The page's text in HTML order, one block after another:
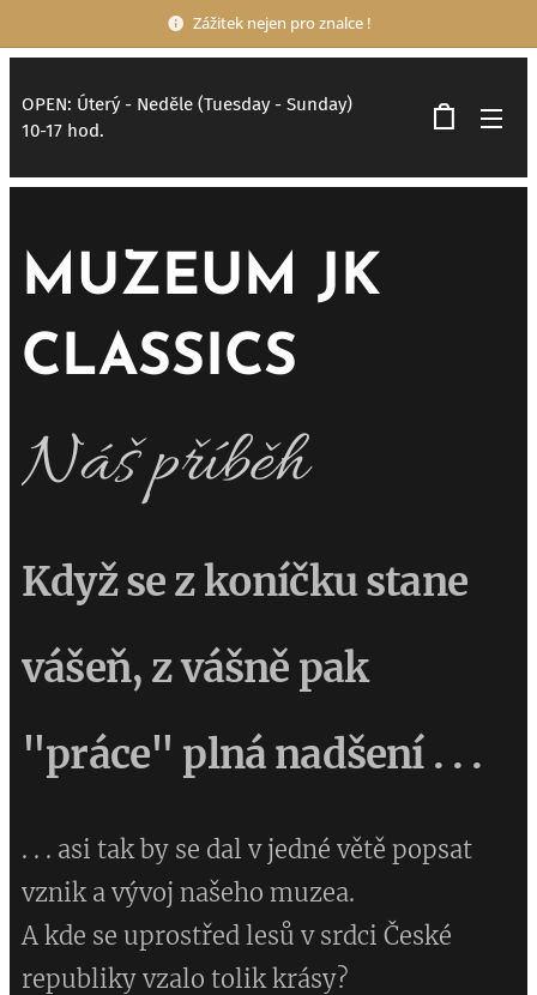
Zážitek nejen pro znalce !
OPEN: Úterý - Neděle (Tuesday - Sunday)
10-17 hod.
MUZEUM JK
CLASSICS
Náš příběh
Když se z koníčku stane
vášeň, z vášně pak
"práce" plná nadšení . . .
. . . asi tak by se dal v jedné větě popsat
vznik a vývoj našeho muzea.
A kde se uprostřed lesů v srdci České
republiky vzalo tolik krásy?